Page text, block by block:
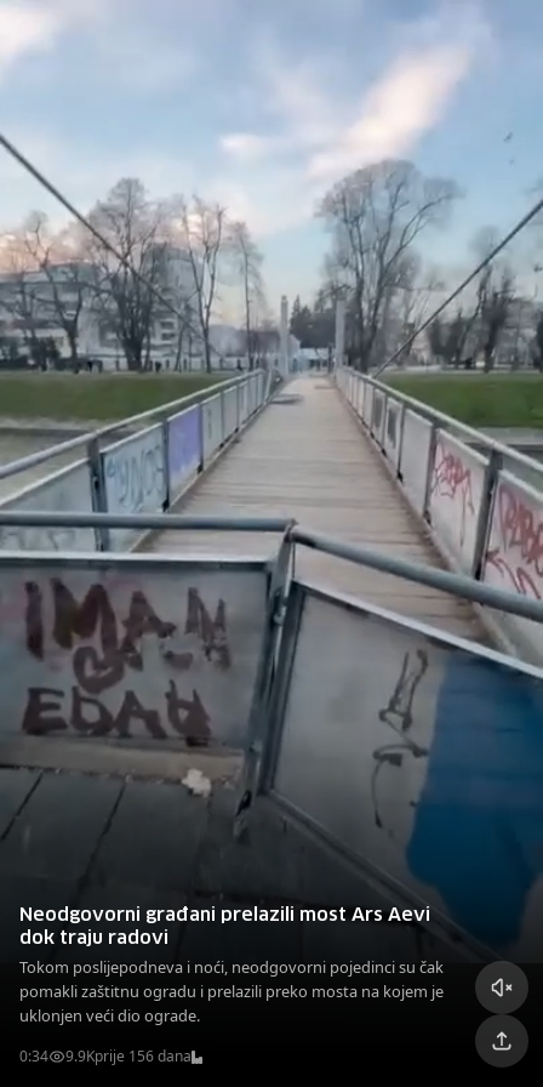
Neodgovorni građani prelazili most Ars Aevi
dok traju radovi
Tokom poslijepodneva i noći, neodgovorni pojedinci su čak
pomakli zaštitnu ogradu i prelazili preko mosta na kojem je
uklonjen veći dio ograde.
0:34 9.9Kprije 156 dana